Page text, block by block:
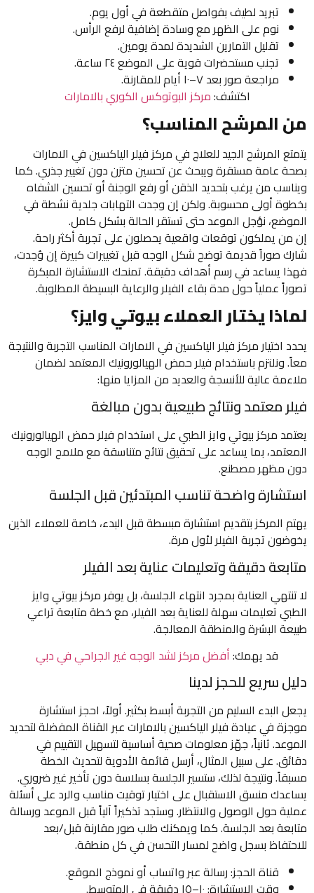
تبريد لطيف بفواصل متقطعة في أول يوم.
نوم على الظهر مع وسادة إضافية لرفع الرأس.
تقليل التمارين الشديدة لمدة يومين.
تجنب مستحضرات قوية على الموضع ٢٤ ساعة.
مراجعة صور بعد ٧–١٠ أيام للمقارنة.
اكتشف:مركز البوتوكس الكوري بالامارات
من المرشح المناسب؟
يتمتع المرشح الجيد للعلاج في مركز فيلر الياكسين في الامارات
بصحة عامة مستقرة ويبحث عن تحسين متزن دون تغيير جذري. كما
ويناسب من يرغب بتحديد الذقن أو رفع الوجنة أو تحسين الشفاه
بخطوة أولى محسوبة. ولكن إن وجدت التهابات جلدية نشطة في
الموضع، نؤجل الموعد حتى تستقر الحالة بشكل كامل.
إن من يملكون توقعات واقعية يحصلون على تجربة أكثر راحة.
شارك صوراً قديمة توضح شكل الوجه قبل تغييرات كبيرة إن وُجدت،
فهذا يساعد في رسم أهداف دقيقة. تمنحك الاستشارة المبكرة
تصوراً عملياً حول مدة بقاء الفيلر والرعاية البسيطة المطلوبة.
لماذا يختار العملاء بيوتي وايز؟
يحدد اختيار مركز فيلر الياكسين في الامارات المناسب التجربة والنتيجة
معاً. ونلتزم باستخدام فيلر حمض الهيالورونيك المعتمد لضمان
ملاءمة عالية للأنسجة والعديد من المزايا منها:
فيلر معتمد ونتائج طبيعية بدون مبالغة
يعتمد مركز بيوتي وايز الطبي على استخدام فيلر حمض الهيالورونيك
المعتمد، بما يساعد على تحقيق نتائج متناسقة مع ملامح الوجه
دون مظهر مصطنع.
استشارة واضحة تناسب المبتدئين قبل الجلسة
يهتم المركز بتقديم استشارة مبسطة قبل البدء، خاصة للعملاء الذين
يخوضون تجربة الفيلر لأول مرة.
متابعة دقيقة وتعليمات عناية بعد الفيلر
لا تنتهي العناية بمجرد انتهاء الجلسة، بل يوفر مركز بيوتي وايز
الطبي تعليمات سهلة للعناية بعد الفيلر، مع خطة متابعة تراعي
طبيعة البشرة والمنطقة المعالجة.
قد يهمك:أفضل مركز لشد الوجه غير الجراحي في دبي
دليل سريع للحجز لدينا
يجعل البدء السليم من التجربة أبسط بكثير. أولاً، احجز استشارة
موجزة في عيادة فيلر الياكسين بالامارات عبر القناة المفضلة لتحديد
الموعد. ثانياً، جهّز معلومات صحية أساسية لتسهيل التقييم في
دقائق. على سبيل المثال، أرسل قائمة الأدوية لتحديث الخطة
مسبقاً. ونتيجة لذلك، ستسير الجلسة بسلاسة دون تأخير غير ضروري.
يساعدك منسق الاستقبال على اختيار توقيت مناسب والرد على أسئلة
عملية حول الوصول والانتظار. وستجد تذكيراً آلياً قبل الموعد ورسالة
متابعة بعد الجلسة. كما ويمكنك طلب صور مقارنة قبل/بعد
للاحتفاظ بسجل واضح لمسار التحسن في كل منطقة.
قناة الحجز: رسالة عبر واتساب أو نموذج الموقع.
وقت الاستشارة: ١٠–١٥ دقيقة في المتوسط.